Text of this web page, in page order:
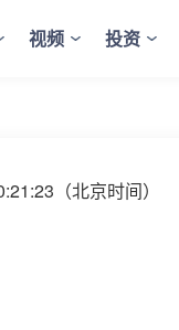
视频 投资
（北京时间）